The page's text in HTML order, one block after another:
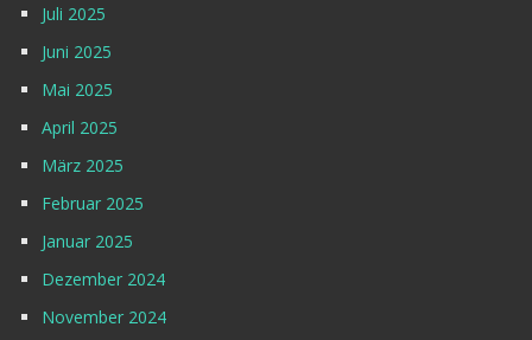
Juli 2025
Juni 2025
Mai 2025
April 2025
März 2025
Februar 2025
Januar 2025
Dezember 2024
November 2024